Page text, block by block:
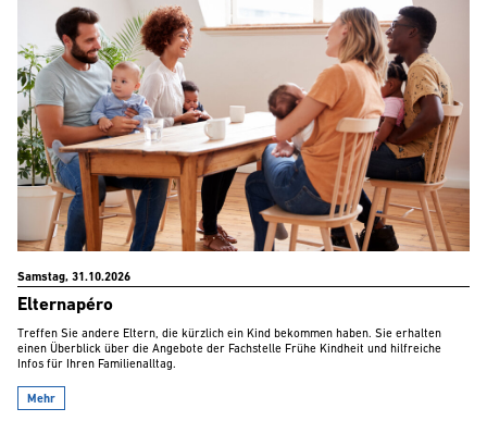
Samstag, 31.10.2026
Elternapéro
Treffen Sie andere Eltern, die kürzlich ein Kind bekommen haben. Sie erhalten
einen Überblick über die Angebote der Fachstelle Frühe Kindheit und hilfreiche
Infos für Ihren Familienalltag.
Mehr